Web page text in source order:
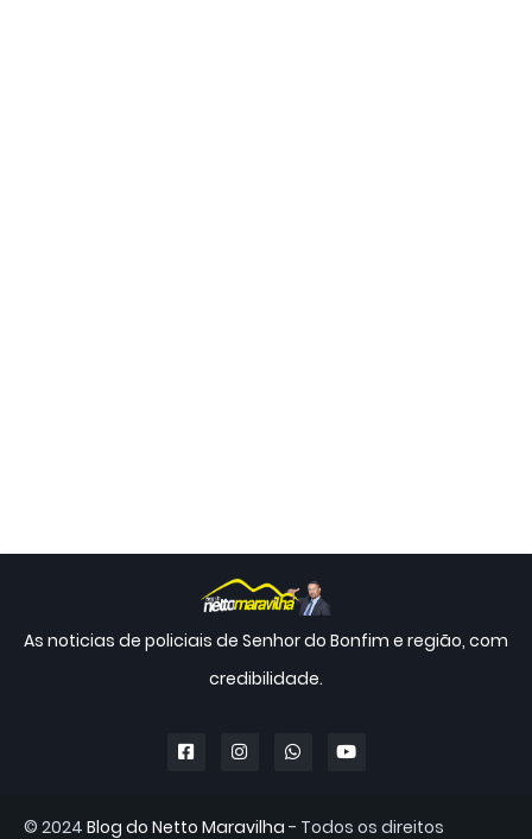
As noticias de policiais de Senhor do Bonfim e região, com
credibilidade.
© 2024 Blog do Netto Maravilha - Todos os direitos